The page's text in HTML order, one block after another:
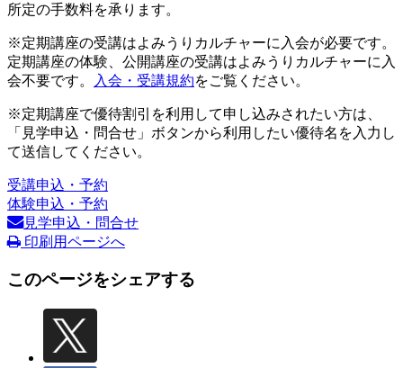
所定の手数料を承ります。
※定期講座の受講はよみうりカルチャーに入会が必要です。
定期講座の体験、公開講座の受講はよみうりカルチャーに入
会不要です。
入会・受講規約をご覧ください。
※定期講座で優待割引を利用して申し込みされたい方は、
「見学申込・問合せ」ボタンから利用したい優待名を入力し
て送信してください。
受講申込・予約
体験申込・予約
見学申込・問合せ
印刷用ページへ
このページをシェアする